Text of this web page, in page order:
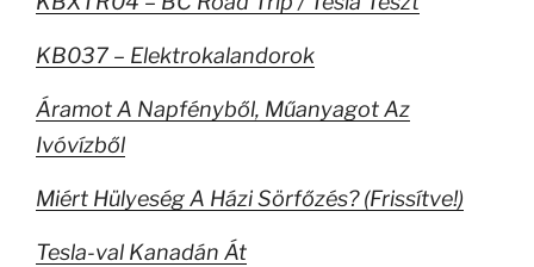
KB037 – Elektrokalandorok
Áramot A Napfényből, Műanyagot Az
Ivóvízből
Miért Hülyeség A Házi Sörfőzés? (Frissítve!)
Tesla-val Kanadán Át